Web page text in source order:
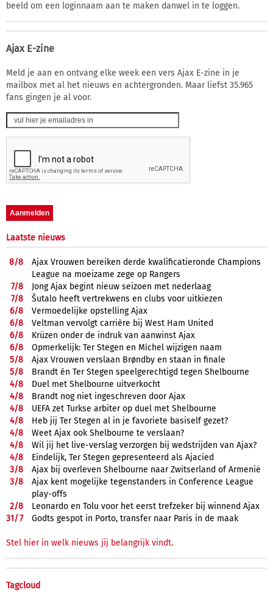
beeld om een loginnaam aan te maken danwel in te loggen.
Ajax E-zine
Meld je aan en ontvang elke week een vers Ajax E-zine in je
mailbox met al het nieuws en achtergronden. Maar liefst 35.965
fans gingen je al voor.
Laatste nieuws
8/8
Ajax Vrouwen bereiken derde kwalificatieronde Champions
League na moeizame zege op Rangers
7/8
Jong Ajax begint nieuw seizoen met nederlaag
7/8
Šutalo heeft vertrekwens en clubs voor uitkiezen
6/8
Vermoedelijke opstelling Ajax
6/8
Veltman vervolgt carrière bij West Ham United
6/8
Krüzen onder de indruk van aanwinst Ajax
6/8
Opmerkelijk: Ter Stegen en Míchel wijzigen naam
5/8
Ajax Vrouwen verslaan Brøndby en staan in finale
5/8
Brandt én Ter Stegen speelgerechtigd tegen Shelbourne
4/8
Duel met Shelbourne uitverkocht
4/8
Brandt nog niet ingeschreven door Ajax
4/8
UEFA zet Turkse arbiter op duel met Shelbourne
4/8
Heb jij Ter Stegen al in je favoriete basiself gezet?
4/8
Weet Ajax ook Shelbourne te verslaan?
4/8
Wil jij het live-verslag verzorgen bij wedstrijden van Ajax?
4/8
Eindelijk, Ter Stegen gepresenteerd als Ajacied
3/8
Ajax bij overleven Shelbourne naar Zwitserland of Armenië
3/8
Ajax kent mogelijke tegenstanders in Conference League
play-offs
2/8
Leonardo en Tolu voor het eerst trefzeker bij winnend Ajax
31/7 Godts gespot in Porto, transfer naar Paris in de maak
Stel hier in welk nieuws jij belangrijk vindt.
Tagcloud